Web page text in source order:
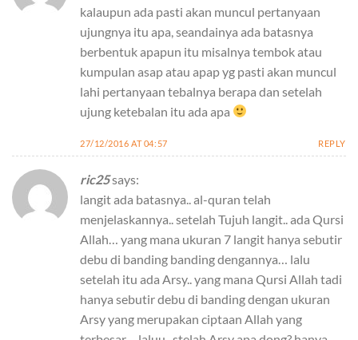
kalaupun ada pasti akan muncul pertanyaan
ujungnya itu apa, seandainya ada batasnya
berbentuk apapun itu misalnya tembok atau
kumpulan asap atau apap yg pasti akan muncul
lahi pertanyaan tebalnya berapa dan setelah
ujung ketebalan itu ada apa
27/12/2016 AT 04:57 REPLY
ric25says:
langit ada batasnya.. al-quran telah
menjelaskannya.. setelah Tujuh langit.. ada Qursi
Allah… yang mana ukuran 7 langit hanya sebutir
debu di banding banding dengannya… lalu
setelah itu ada Arsy.. yang mana Qursi Allah tadi
hanya sebutir debu di banding dengan ukuran
Arsy yang merupakan ciptaan Allah yang